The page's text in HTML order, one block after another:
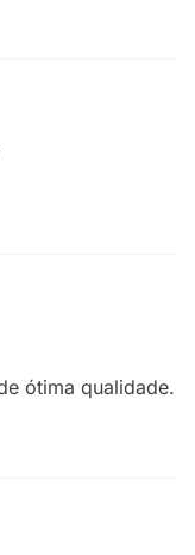
ótima qualidade.